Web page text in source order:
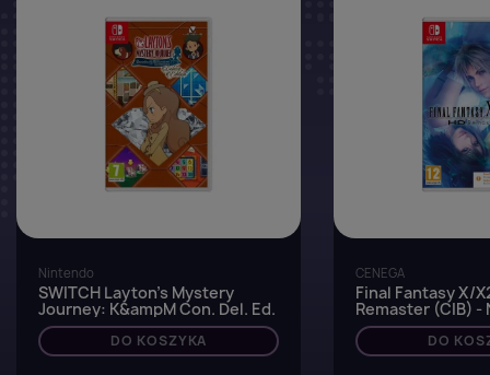
Nintendo
SWITCH Layton's Mystery
Journey: K&ampM Con. Del. Ed.
DO KOSZYKA
CENEGA
Final Fantasy X/
Remaster (CIB) -
Switch
DO